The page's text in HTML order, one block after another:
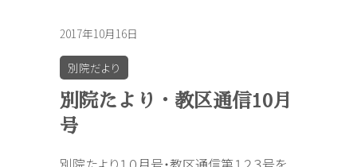
2017年10月16日
別院だより
別院たより・教区通信10月
号